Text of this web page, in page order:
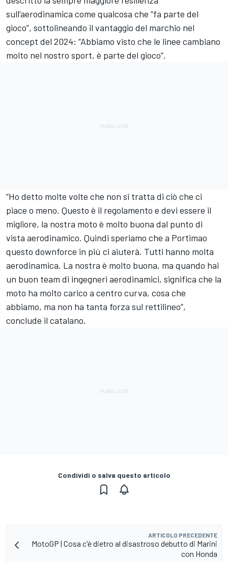
sull’aerodinamica come qualcosa che “fa parte del
gioco”, sottolineando il vantaggio del marchio nel
concept del 2024: “Abbiamo visto che le linee cambiano
molto nel nostro sport, è parte del gioco”.
“Ho detto molte volte che non si tratta di ciò che ci
piace o meno. Questo è il regolamento e devi essere il
migliore, la nostra moto è molto buona dal punto di
vista aerodinamico. Quindi speriamo che a Portimao
questo downforce in più ci aiuterà. Tutti hanno molta
aerodinamica. La nostra è molto buona, ma quando hai
un buon team di ingegneri aerodinamici, significa che la
moto ha molto carico a centro curva, cosa che
abbiamo, ma non ha tanta forza sul rettilineo”,
conclude il catalano.
Condividi o salva questo articolo
ARTICOLO PRECEDENTE
MotoGP | Cosa c'è dietro al disastroso debutto di Marini
con Honda